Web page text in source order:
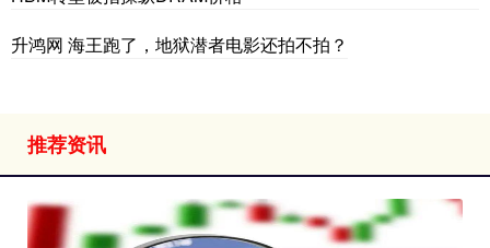
升鸿网 海王跑了，地狱潜者电影还拍不拍？
推荐资讯